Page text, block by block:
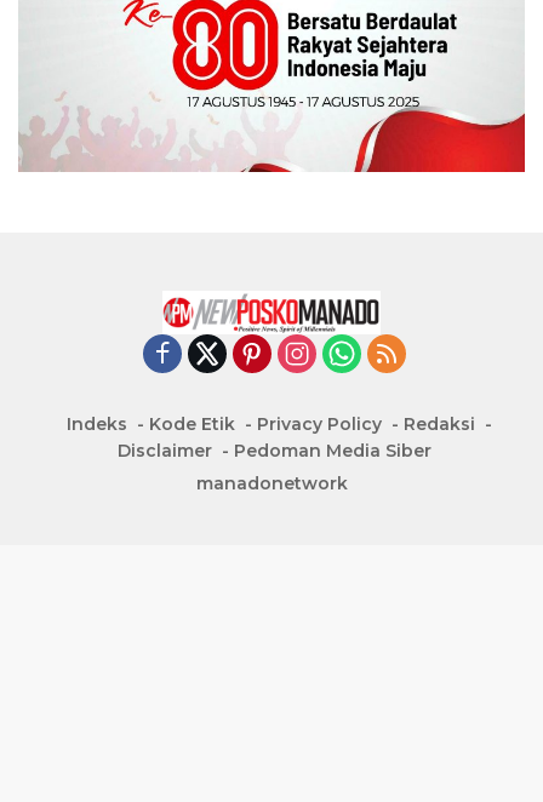
Indeks Kode Etik Privacy Policy
Redaksi
Disclaimer
Pedoman Media Siber
manadonetwork